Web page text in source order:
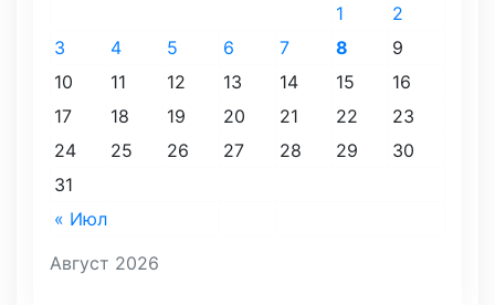
Август 2026
« Июл
1
2
3
4 5 6 7 8
9
10
11 12 13 14 15
16
17
18 19 20 21 22
23
24
25 26 27 28 29
30
31